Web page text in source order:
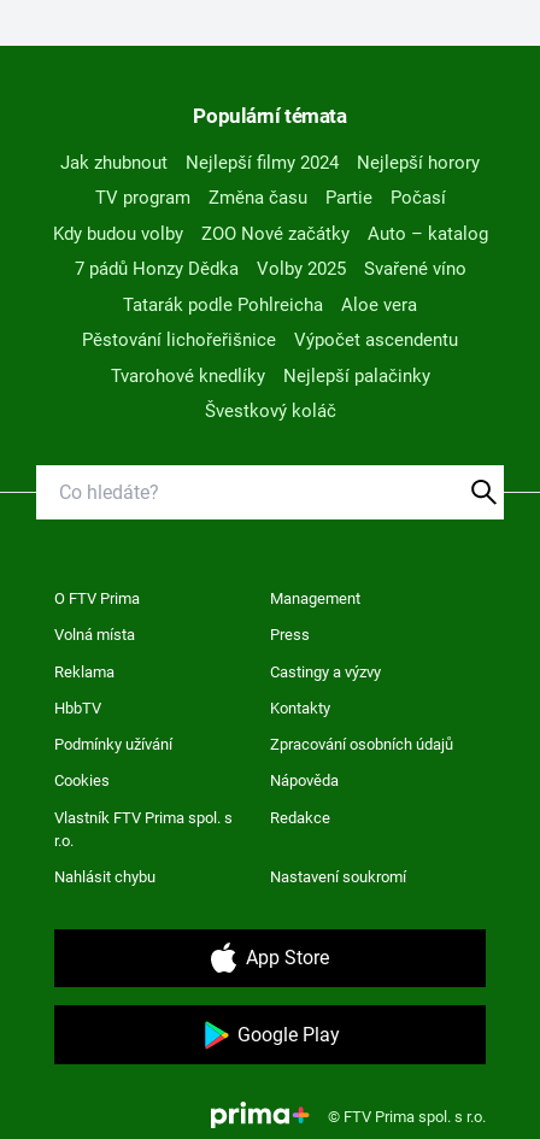
Populární témata
Jak zhubnout Nejlepší filmy 2024
Nejlepší horory
TV program
Změna času Partie
Počasí
Kdy budou volby
ZOO Nové začátky
Auto – katalog
7 pádů Honzy Dědka
Volby 2025
Svařené víno
Tatarák podle Pohlreicha
Aloe vera
Pěstování lichořeřišnice
Výpočet ascendentu
Tvarohové knedlíky
Nejlepší palačinky
Švestkový koláč
O FTV Prima Management
Volná místa Press
Reklama Castingy a výzvy
HbbTV Kontakty
Podmínky užívání Zpracování osobních údajů
Cookies Nápověda
Vlastník FTV Prima spol. s
r.o.
Redakce
Nahlásit chybu Nastavení soukromí
App Store
Google Play
© FTV Prima spol. s r.o.